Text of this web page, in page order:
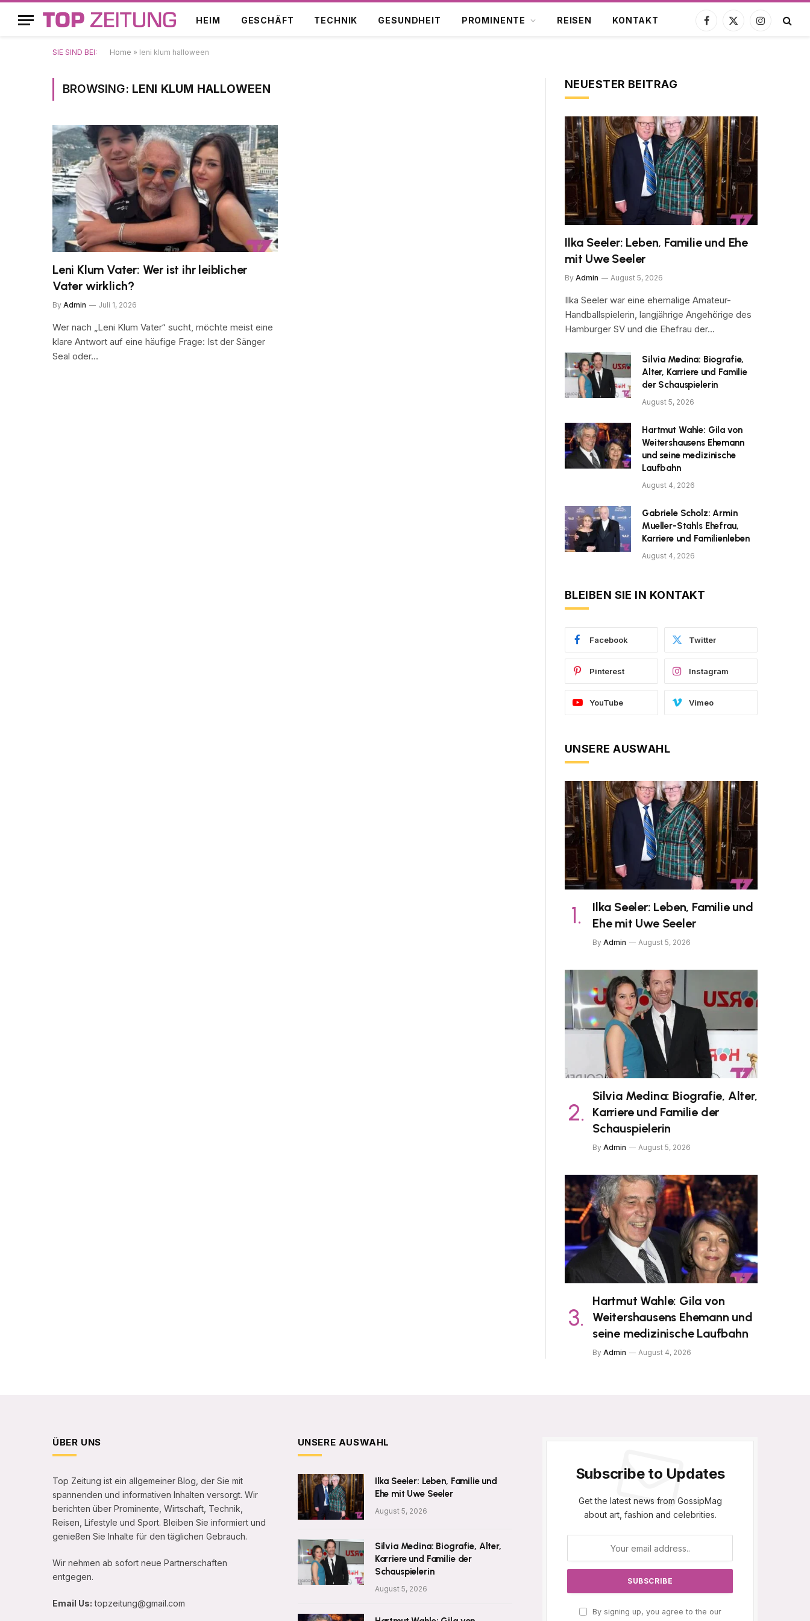
HEIM GESCHÄFT TECHNIK GESUNDHEIT PROMINENTE REISEN KONTAKT
Facebook
X
Instagram
SIE SIND BEI: Home » leni klum halloween
BROWSING: LENI KLUM HALLOWEEN
Leni Klum Vater: Wer ist ihr leiblicher
Vater wirklich?
By Admin Juli 1, 2026
Wer nach „Leni Klum Vater“ sucht, möchte meist eine
klare Antwort auf eine häufige Frage: Ist der Sänger
Seal oder…
NEUESTER BEITRAG
Ilka Seeler: Leben, Familie und Ehe
mit Uwe Seeler
By Admin August 5, 2026
Ilka Seeler war eine ehemalige Amateur-
Handballspielerin, langjährige Angehörige des
Hamburger SV und die Ehefrau der…
Silvia Medina: Biografie,
Alter, Karriere und Familie
der Schauspielerin
August 5, 2026
Hartmut Wahle: Gila von
Weitershausens Ehemann
und seine medizinische
Laufbahn
August 4, 2026
Gabriele Scholz: Armin
Mueller-Stahls Ehefrau,
Karriere und Familienleben
August 4, 2026
BLEIBEN SIE IN KONTAKT
Facebook Twitter
Pinterest Instagram
YouTube Vimeo
UNSERE AUSWAHL
Ilka Seeler: Leben, Familie und
Ehe mit Uwe Seeler
By Admin August 5, 2026
Silvia Medina: Biografie, Alter,
Karriere und Familie der
Schauspielerin
By Admin August 5, 2026
Hartmut Wahle: Gila von
Weitershausens Ehemann und
seine medizinische Laufbahn
By Admin August 4, 2026
ÜBER UNS
Top Zeitung ist ein allgemeiner Blog, der Sie mit
spannenden und informativen Inhalten versorgt. Wir
berichten über Prominente, Wirtschaft, Technik,
Reisen, Lifestyle und Sport. Bleiben Sie informiert und
genießen Sie Inhalte für den täglichen Gebrauch.
Wir nehmen ab sofort neue Partnerschaften
entgegen.
Email Us: topzeitung@gmail.com
UNSERE AUSWAHL
Ilka Seeler: Leben, Familie und
Ehe mit Uwe Seeler
August 5, 2026
Silvia Medina: Biografie, Alter,
Karriere und Familie der
Schauspielerin
August 5, 2026
Subscribe to Updates
Get the latest news from GossipMag
about art, fashion and celebrities.
By signing up, you agree to the our